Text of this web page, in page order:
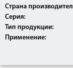
Страна
Серия:
Тип продукции:
Применение: